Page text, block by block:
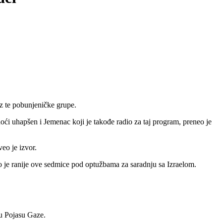
te pobunjeničke grupe.
uhapšen i Jemenac koji je takođe radio za taj program, preneo je
je izvor.
ranije ove sedmice pod optužbama za saradnju sa Izraelom.
Pojasu Gaze.